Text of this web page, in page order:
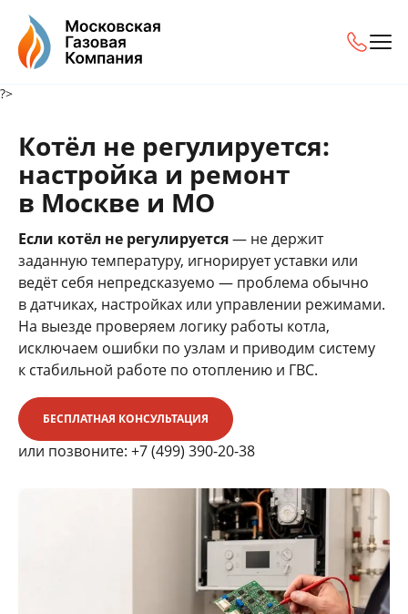
?>
Котёл не регулируется:
настройка и ремонт
в Москве и МО
Если котёл не регулируется— не держит
заданную температуру, игнорирует уставки или
ведёт себя непредсказуемо — проблема обычно
в датчиках, настройках или управлении режимами.
На выезде проверяем логику работы котла,
исключаем ошибки по узлам и приводим систему
к стабильной работе по отоплению и ГВС.
БЕСПЛАТНАЯ КОНСУЛЬТАЦИЯ
или позвоните: +7 (499) 390-20-38